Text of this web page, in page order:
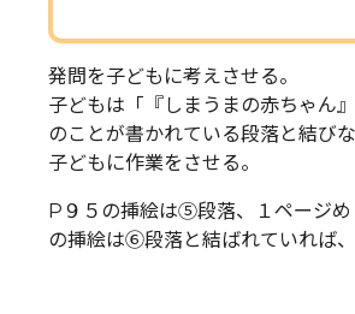
発問を子どもに考えさせる。
子どもは「『しまうまの赤ちゃん
のことが書かれている段落と結びな
子どもに作業をさせる。
P９５の挿絵は⑤段落、１ページめ
の挿絵は⑥段落と結ばれていれば、